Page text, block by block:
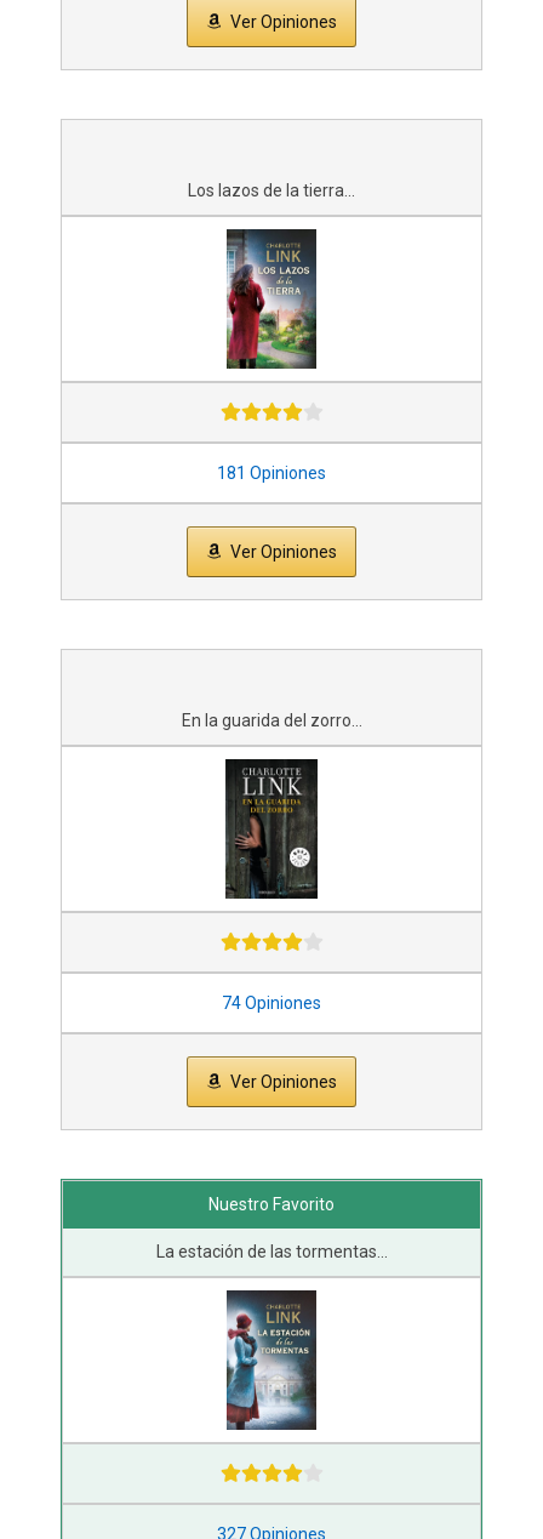
Ver Opiniones
Los lazos de la tierra...
181 Opiniones
Ver Opiniones
En la guarida del zorro...
74 Opiniones
Ver Opiniones
Nuestro Favorito
La estación de las tormentas...
327 Opiniones